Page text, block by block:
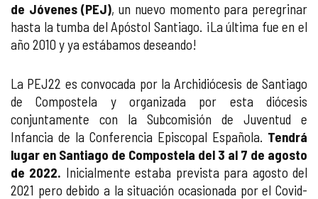
de Jóvenes (PEJ), un nuevo momento para peregrinar
hasta la tumba del Apóstol Santiago. ¡La última fue en el
año 2010 y ya estábamos deseando!
La PEJ22 es convocada por la Archidiócesis de Santiago
de Compostela y organizada por esta diócesis
conjuntamente con la Subcomisión de Juventud e
Infancia de la Conferencia Episcopal Española. Tendrá
lugar en Santiago de Compostela del 3 al 7 de agosto
de 2022. Inicialmente estaba prevista para agosto del
2021 pero debido a la situación ocasionada por el Covid-